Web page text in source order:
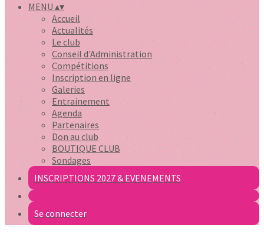
MENU▴▾
Accueil
Actualités
Le club
Conseil d'Administration
Compétitions
Inscription en ligne
Galeries
Entrainement
Agenda
Partenaires
Don au club
BOUTIQUE CLUB
Sondages
INSCRIPTIONS 2027 & EVENEMENTS
Se connecter